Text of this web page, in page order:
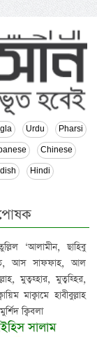
Urdu Pharsi
Chinese
Hindi
‘আলামীন, ছাহিবু
আস সাফফাহ, আল
মুত্বহ্হার, মুত্বহ্হির,
মাক্বামে হাবীবুল্লাহ
ক্বিবলা
সালাম